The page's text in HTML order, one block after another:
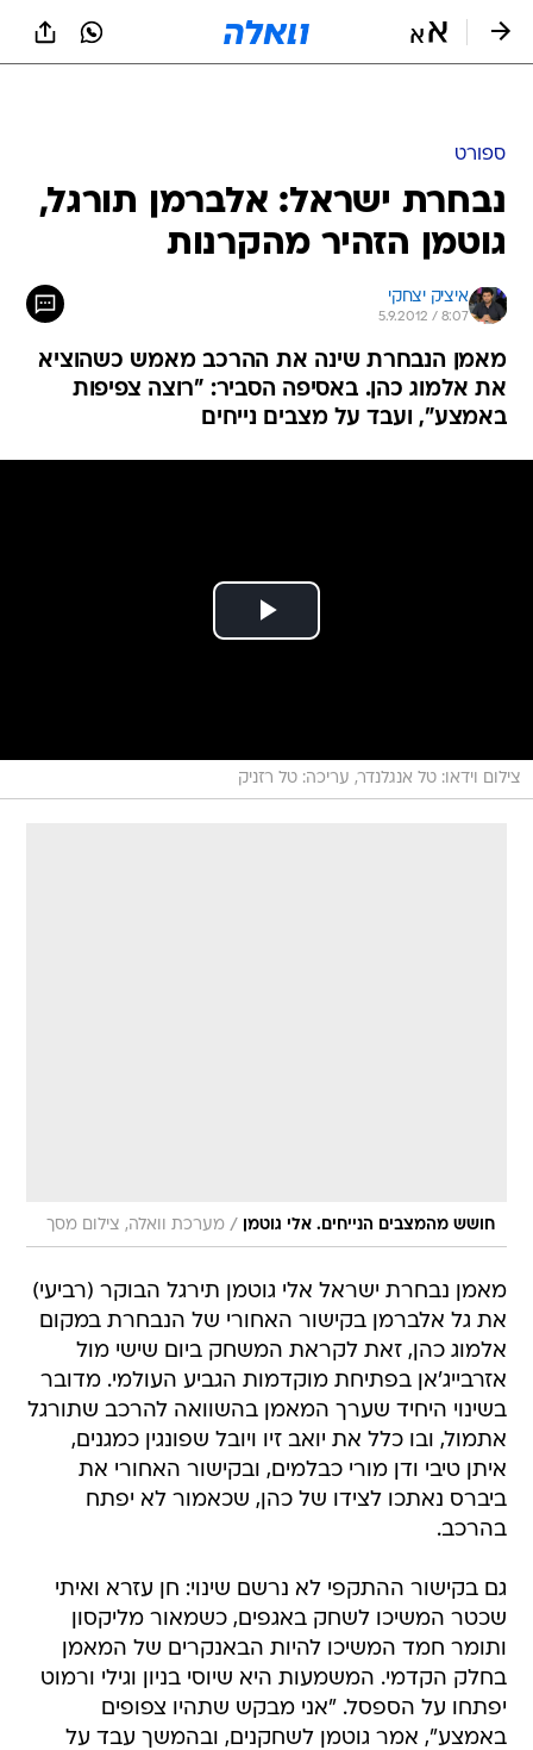
ספורט
נבחרת ישראל: אלברמן תורגל,
גוטמן הזהיר מהקרנות
איציק יצחקי
5.9.2012 / 8:07
מאמן הנבחרת שינה את ההרכב מאמש כשהוציא
את אלמוג כהן. באסיפה הסביר: "רוצה צפיפות
באמצע", ועבד על מצבים נייחים
צילום וידאו: טל אנגלנדר, עריכה: טל רזניק
חושש מהמצבים הנייחים. אלי גוטמן / מערכת וואלה, צילום מסך
מאמן נבחרת ישראל אלי גוטמן תירגל הבוקר (רביעי)
את גל אלברמן בקישור האחורי של הנבחרת במקום
אלמוג כהן, זאת לקראת המשחק ביום שישי מול
אזרבייג'אן בפתיחת מוקדמות הגביע העולמי. מדובר
בשינוי היחיד שערך המאמן בהשוואה להרכב שתורגל
אתמול, ובו כלל את יואב זיו ויובל שפונגין כמגנים,
איתן טיבי ודן מורי כבלמים, ובקישור האחורי את
ביברס נאתכו לצידו של כהן, שכאמור לא יפתח
בהרכב.
גם בקישור ההתקפי לא נרשם שינוי: חן עזרא ואיתי
שכטר המשיכו לשחק באגפים, כשמאור מליקסון
ותומר חמד המשיכו להיות הבאנקרים של המאמן
בחלק הקדמי. המשמעות היא שיוסי בניון וגילי ורמוט
יפתחו על הספסל. "אני מבקש שתהיו צפופים
באמצע", אמר גוטמן לשחקנים, ובהמשך עבד על